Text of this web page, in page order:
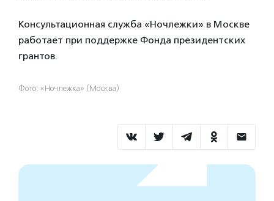
Консультационная служба «Ночлежки» в Москве
работает при поддержке Фонда президентских
грантов.
Фото: «Ночлежка» (Москва)